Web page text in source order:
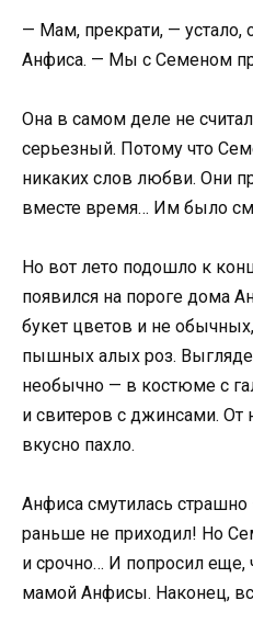
— Мам, прекрати, — устало,
Анфиса. — Мы с Семеном
Она в самом деле не
серьезный. Потому что
никаких слов любви. Они
вместе время… Им было
Но вот лето подошло к
появился на пороге дома
букет цветов и не
пышных алых роз.
необычно — в костюме с
и свитеров с джинсами.
вкусно пахло.
Анфиса смутилась
раньше не приходил! Но
и срочно… И попросил еще,
мамой Анфисы. Наконец,